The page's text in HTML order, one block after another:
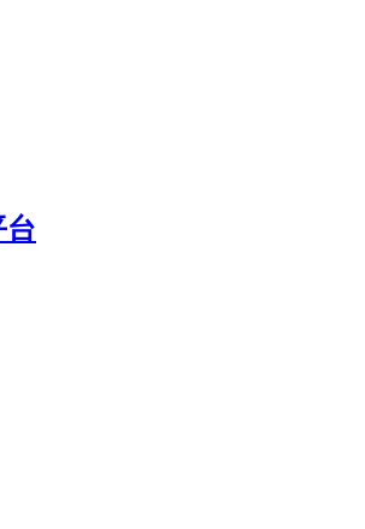
台